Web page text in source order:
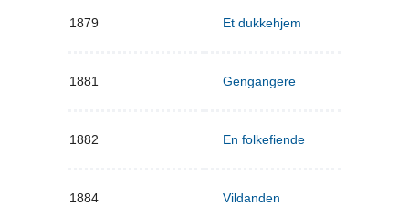
1879 Et dukkehjem
1881 Gengangere
1882 En folkefiende
1884 Vildanden